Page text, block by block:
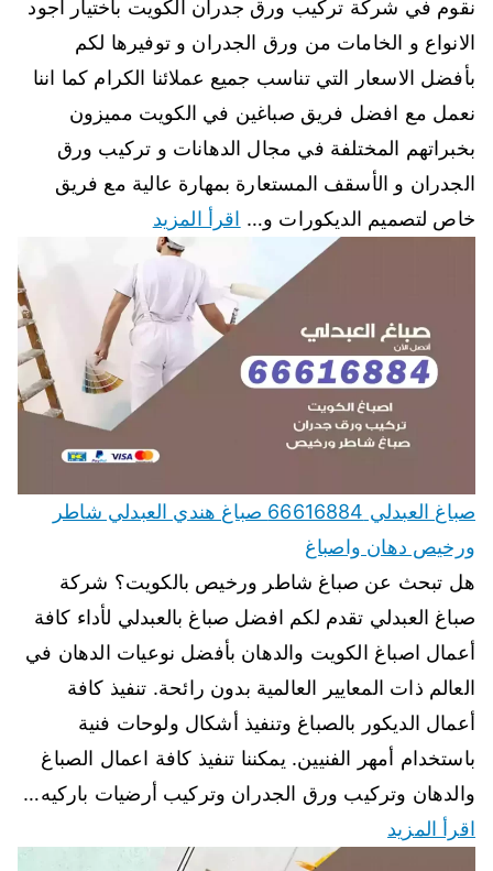
نقوم في شركة تركيب ورق جدران الكويت باختيار أجود
الانواع و الخامات من ورق الجدران و توفيرها لكم
بأفضل الاسعار التي تناسب جميع عملائنا الكرام كما اننا
نعمل مع افضل فريق صباغين في الكويت مميزون
بخبراتهم المختلفة في مجال الدهانات و تركيب ورق
الجدران و الأسقف المستعارة بمهارة عالية مع فريق
خاص لتصميم الديكورات و… اقرأ المزيد
صباغ العبدلي 66616884 صباغ هندي العبدلي شاطر
ورخيص دهان واصباغ
هل تبحث عن صباغ شاطر ورخيص بالكويت؟ شركة
صباغ العبدلي تقدم لكم افضل صباغ بالعبدلي لأداء كافة
أعمال اصباغ الكويت والدهان بأفضل نوعيات الدهان في
العالم ذات المعايير العالمية بدون رائحة. تنفيذ كافة
أعمال الديكور بالصباغ وتنفيذ أشكال ولوحات فنية
باستخدام أمهر الفنيين. يمكننا تنفيذ كافة اعمال الصباغ
والدهان وتركيب ورق الجدران وتركيب أرضيات باركيه…
اقرأ المزيد